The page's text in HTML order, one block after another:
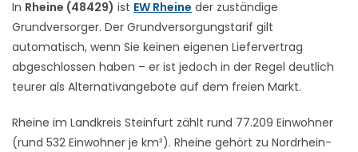
In Rheine (48429) ist EW Rheine der zuständige
Grundversorger. Der Grundversorgungstarif gilt
automatisch, wenn Sie keinen eigenen Liefervertrag
abgeschlossen haben – er ist jedoch in der Regel deutlich
teurer als Alternativangebote auf dem freien Markt.
Rheine im Landkreis Steinfurt zählt rund 77.209 Einwohner
(rund 532 Einwohner je km²). Rheine gehört zu Nordrhein-